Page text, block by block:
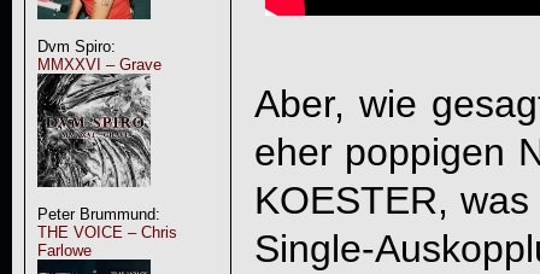
Dvm Spiro:
MMXXVI – Grave
Peter Brummund:
THE VOICE – Chris
Farlowe
Aber, wie
eher poppigen
KOESTER,
Single-